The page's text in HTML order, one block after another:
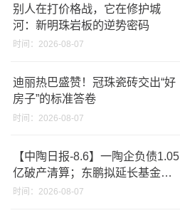
别人在打价格战，它在修护城
河：新明珠岩板的逆势密码
时间：2026-08-07
迪丽热巴盛赞！冠珠瓷砖交出“好
房子”的标准答卷
时间：2026-08-07
【中陶日报-8.6】一陶企负债1.05
亿破产清算；东鹏拟延长基金投
资期限；工信部开展建陶行业能
时间：2026-08-07